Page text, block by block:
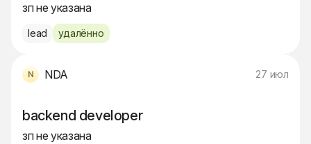
зп не указана
lead удалённо
NDA 27 июл
backend developer
зп не указана